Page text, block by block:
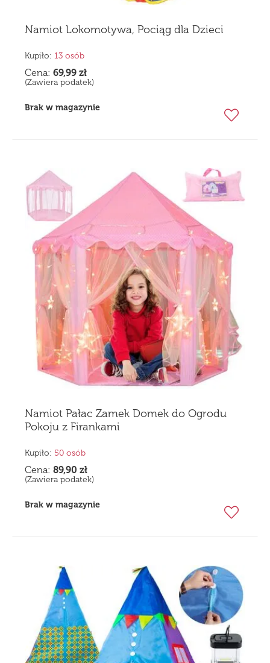
Namiot Lokomotywa, Pociąg dla Dzieci
Kupiło: 13 osób
Cena: 69,99 zł
(Zawiera podatek)
Brak w magazynie
Namiot Pałac Zamek Domek do Ogrodu
Pokoju z Firankami
Kupiło: 50 osób
Cena: 89,90 zł
(Zawiera podatek)
Brak w magazynie